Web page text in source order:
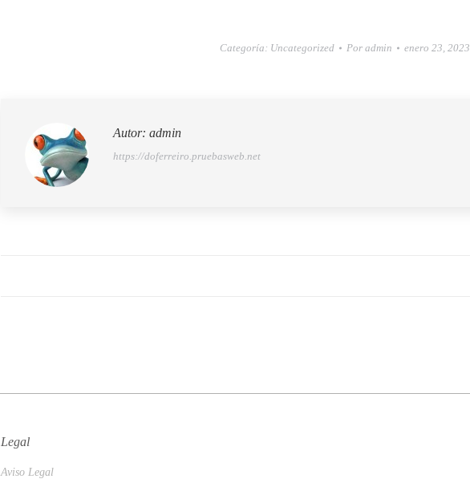
Categoría: Uncategorized Por admin enero 23, 2023
Autor: admin
https://doferreiro.pruebasweb.net
Legal
Aviso Legal